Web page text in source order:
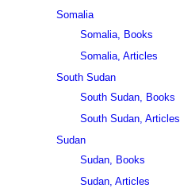
Somalia
Somalia, Books
Somalia, Articles
South Sudan
South Sudan, Books
South Sudan, Articles
Sudan
Sudan, Books
Sudan, Articles